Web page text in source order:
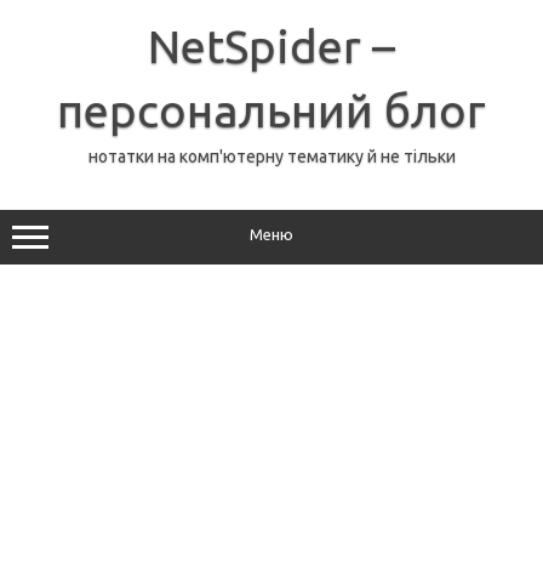
NetSpider –
персональний блог
нотатки на комп'ютерну тематику й не тільки
Меню